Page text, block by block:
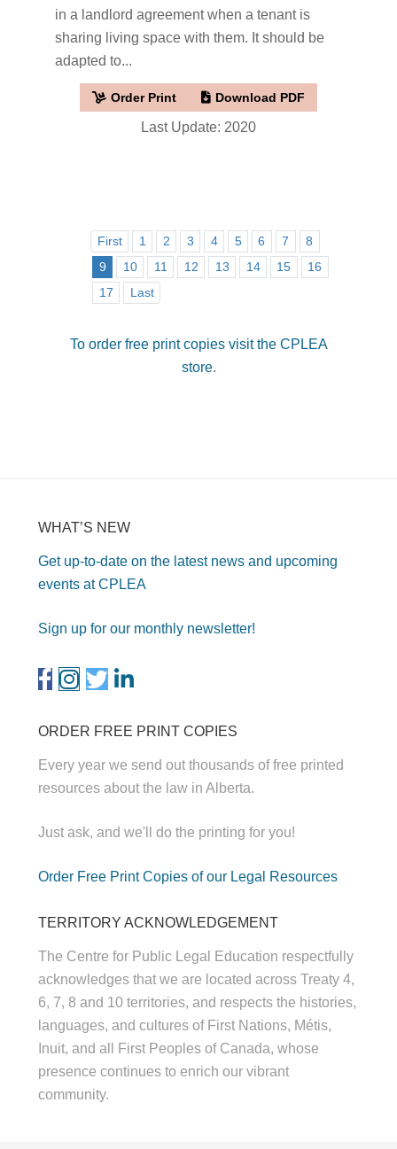
in a landlord agreement when a tenant is
sharing living space with them. It should be
adapted to...
Order Print Download PDF
Last Update: 2020
First 1 2 3 4 5 6 7
8
9
10 11 12 13 14 15
16
17
Last
To order free print copies visit the CPLEA
store.
WHAT’S NEW
Get up-to-date on the latest news and upcoming
events at CPLEA
Sign up for our monthly newsletter!
ORDER FREE PRINT COPIES
Every year we send out thousands of free printed
resources about the law in Alberta.
Just ask, and we'll do the printing for you!
Order Free Print Copies of our Legal Resources
TERRITORY ACKNOWLEDGEMENT
The Centre for Public Legal Education respectfully
acknowledges that we are located across Treaty 4,
6, 7, 8 and 10 territories, and respects the histories,
languages, and cultures of First Nations, Métis,
Inuit, and all First Peoples of Canada, whose
presence continues to enrich our vibrant
community.